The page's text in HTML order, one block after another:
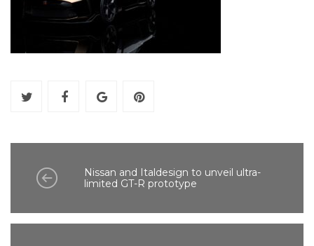
Nissan and Italdesign to unveil ultra-
limited GT-R prototype